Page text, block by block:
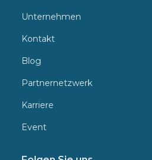
Unternehmen
Kontakt
Blog
Partnernetzwerk
Karriere
Event